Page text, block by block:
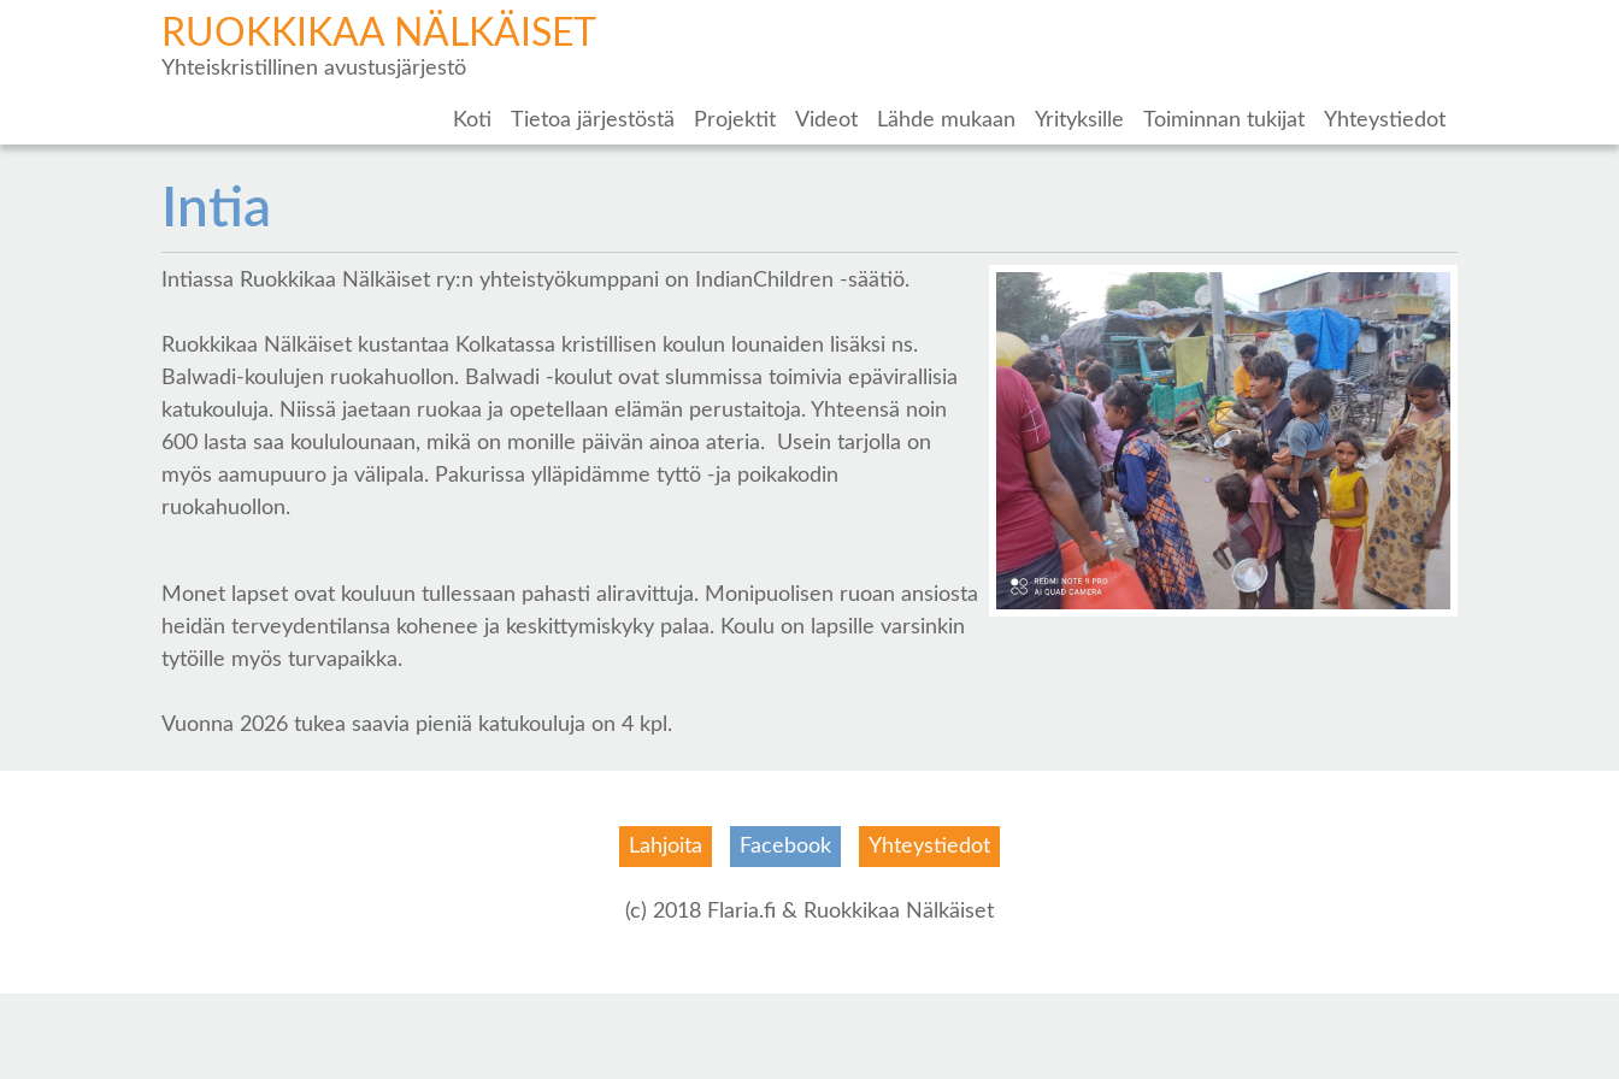
RUOKKIKAA NÄLKÄISET
Yhteiskristillinen avustusjärjestö
Koti Tietoa järjestöstä Projektit Videot Lähde mukaan Yrityksille Toiminnan tukijat Yhteystiedot
Intia
Intiassa Ruokkikaa Nälkäiset ry:n yhteistyökumppani on IndianChildren -säätiö.
Ruokkikaa Nälkäiset kustantaa Kolkatassa kristillisen koulun lounaiden lisäksi ns.
Balwadi-koulujen ruokahuollon. Balwadi -koulut ovat slummissa toimivia epävirallisia
katukouluja. Niissä jaetaan ruokaa ja opetellaan elämän perustaitoja. Yhteensä noin
600 lasta saa koululounaan, mikä on monille päivän ainoa ateria. Usein tarjolla on
myös aamupuuro ja välipala. Pakurissa ylläpidämme tyttö -ja poikakodin
ruokahuollon.
Monet lapset ovat kouluun tullessaan pahasti aliravittuja. Monipuolisen ruoan ansiosta
heidän terveydentilansa kohenee ja keskittymiskyky palaa. Koulu on lapsille varsinkin
tytöille myös turvapaikka.
Vuonna 2026 tukea saavia pieniä katukouluja on 4 kpl.
Lahjoita Facebook Yhteystiedot
(c) 2018 Flaria.fi & Ruokkikaa Nälkäiset